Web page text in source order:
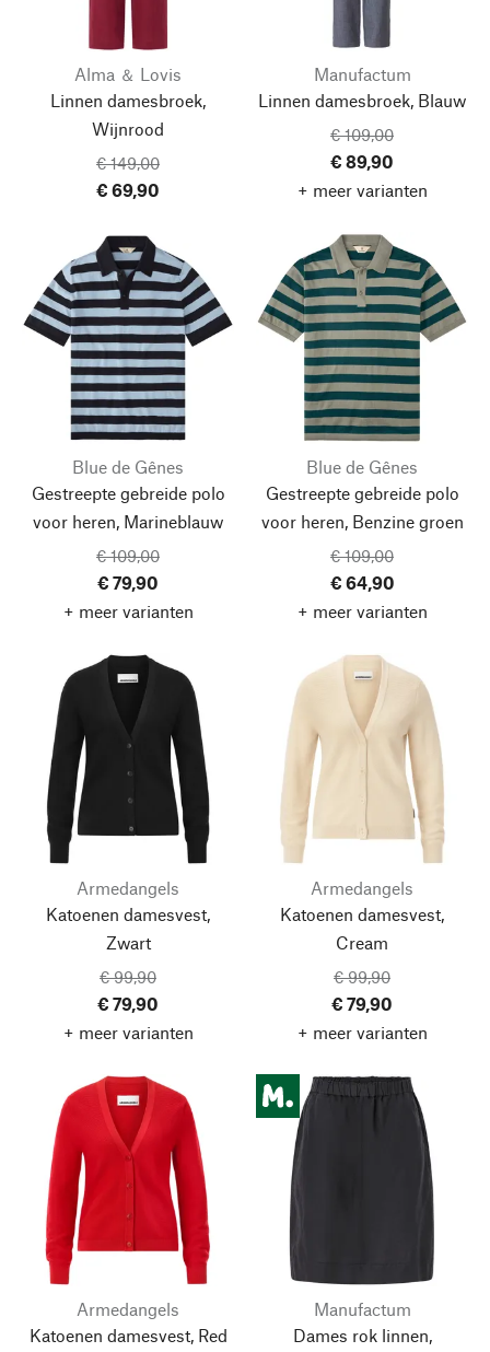
Alma ＆ Lovis
Linnen damesbroek,
Wijnrood
€ 149,00
€ 69,90
Manufactum
Linnen damesbroek, Blauw
€ 109,00
€ 89,90
+ meer varianten
Blue de Gênes
Gestreepte gebreide polo
voor heren, Marineblauw
€ 109,00
€ 79,90
+ meer varianten
Blue de Gênes
Gestreepte gebreide polo
voor heren, Benzine groen
€ 109,00
€ 64,90
+ meer varianten
Armedangels
Katoenen damesvest,
Zwart
€ 99,90
€ 79,90
+ meer varianten
Armedangels
Katoenen damesvest,
Cream
€ 99,90
€ 79,90
+ meer varianten
Armedangels
Katoenen damesvest, Red
Manufactum
Dames rok linnen,